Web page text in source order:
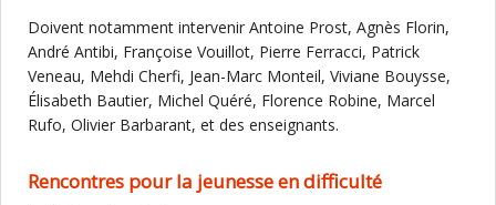
Doivent notamment intervenir Antoine Prost, Agnès Florin,
André Antibi, Françoise Vouillot, Pierre Ferracci, Patrick
Veneau, Mehdi Cherfi, Jean-Marc Monteil, Viviane Bouysse,
Élisabeth Bautier, Michel Quéré, Florence Robine, Marcel
Rufo, Olivier Barbarant, et des enseignants.
Rencontres pour la jeunesse en difficulté